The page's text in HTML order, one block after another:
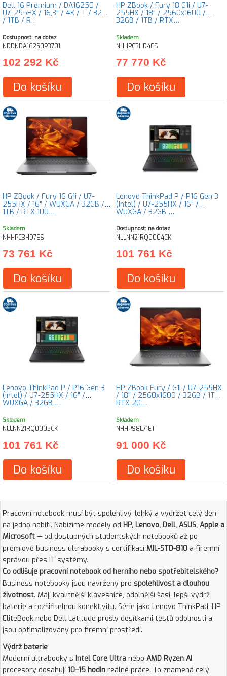
Dell 16 Premium / DA16250 /
U7-255HX / 16,3" / 4K / T / 32GB
/ 1TB / R…
Dostupnost: na dotaz
NDDNDA16250P3701
102 292 Kč
Do košíku
HP ZBook / Fury 18 G1i / U7-
255HX / 18" / 2560x1600 /
32GB / 1TB / RTX…
Skladem
NHHPC3HD4ES
77 770 Kč
Do košíku
HP ZBook / Fury 16 G1i / U7-
255HX / 16" / WUXGA / 32GB /
1TB / RTX 100…
Skladem
NHHPC3HD7ES
73 761 Kč
Do košíku
Lenovo ThinkPad P / P16 Gen 3
(Intel) / U7-255HX / 16" /
WUXGA / 32GB …
Dostupnost: na dotaz
NLLNN21RQ0004CK
101 761 Kč
Do košíku
Lenovo ThinkPad P / P16 Gen 3
(Intel) / U7-255HX / 16" /
WUXGA / 32GB …
Skladem
NLLNN21RQ0005CK
101 761 Kč
Do košíku
HP ZBook Fury / G1i / U7-255HX
/ 18" / 2560x1600 / 32GB / 1TB /
RTX 20…
Skladem
NHHP98L71ET
91 000 Kč
Do košíku
Pracovní notebook musí být spolehlivý, lehký a vydržet celý den
na jedno nabití. Nabízíme modely od HP, Lenovo, Dell, ASUS, Apple a
Microsoft — od dostupných studentských notebooků až po
prémiové business ultrabooky s certifikací MIL-STD-810 a firemní
správou přes IT systémy.
Co odlišuje pracovní notebook od herního nebo spotřebitelského?
Business notebooky jsou navrženy pro spolehlivost a dlouhou
životnost. Mají kvalitnější klávesnice, odolnější šasi, lepší výdrž
baterie a rozšiřitelnou konektivitu. Série jako Lenovo ThinkPad, HP
EliteBook nebo Dell Latitude prošly desítkami testů odolnosti a
jsou optimalizovány pro firemní prostředí.
Výdrž baterie
Moderní ultrabooky s Intel Core Ultra nebo AMD Ryzen AI
procesory dosahují 10–15 hodin reálné práce. To znamená celý